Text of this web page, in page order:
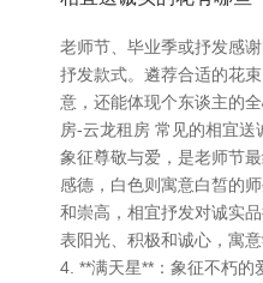
老师节、毕业季或抒发感
抒发款式。遴荐合适的花
意，还能体现个东谈主的
房-云龙租房 常见的相宜送
象征尊敬与爱，是老师节
感德，白色则寓意白皙的
和崇高，相宜抒发对诚实
表阳光、积极和诚心，寓
4. **满天星**：象征不朽的